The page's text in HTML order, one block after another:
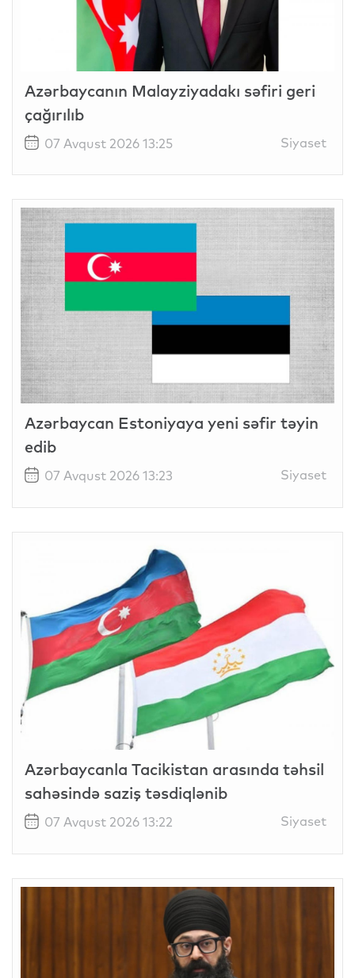
Azərbaycanın Malayziyadakı səfiri geri
çağırılıb
07 Avqust 2026 13:25 Siyaset
Azərbaycan Estoniyaya yeni səfir təyin
edib
07 Avqust 2026 13:23 Siyaset
Azərbaycanla Tacikistan arasında təhsil
sahəsində saziş təsdiqlənib
07 Avqust 2026 13:22 Siyaset